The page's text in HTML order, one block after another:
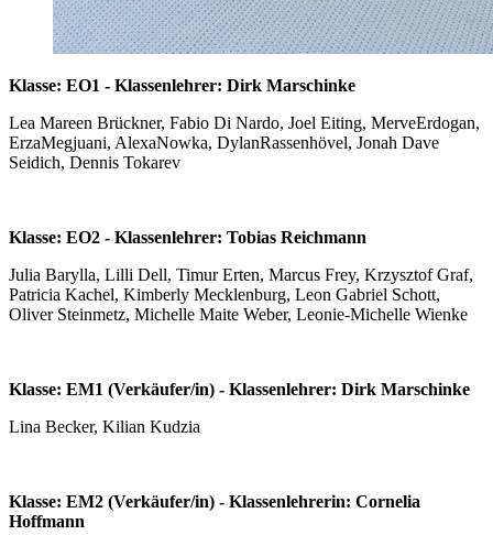
Klasse: EO1 - Klassenlehrer: Dirk Marschinke
Lea Mareen Brückner, Fabio Di Nardo, Joel Eiting, MerveErdogan,
ErzaMegjuani, AlexaNowka, DylanRassenhövel, Jonah Dave
Seidich, Dennis Tokarev
Klasse: EO2 - Klassenlehrer: Tobias Reichmann
Julia Barylla, Lilli Dell, Timur Erten, Marcus Frey, Krzysztof Graf,
Patricia Kachel, Kimberly Mecklenburg, Leon Gabriel Schott,
Oliver Steinmetz, Michelle Maite Weber, Leonie-Michelle Wienke
Klasse: EM1 (Verkäufer/in) - Klassenlehrer: Dirk Marschinke
Lina Becker, Kilian Kudzia
Klasse: EM2 (Verkäufer/in) - Klassenlehrerin: Cornelia
Hoffmann